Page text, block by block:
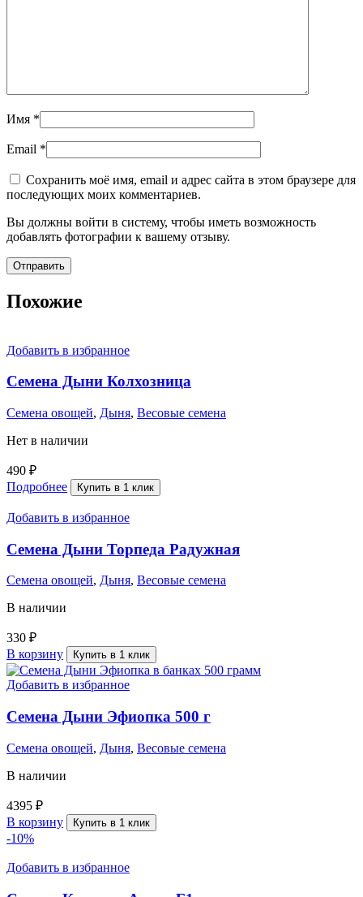
Имя *
Email *
Сохранить моё имя, email и адрес сайта в этом браузере для
последующих моих комментариев.
Вы должны войти в систему, чтобы иметь возможность
добавлять фотографии к вашему отзыву.
Похожие
Добавить в избранное
Семена Дыни Колхозница
Семена овощей, Дыня, Весовые семена
Нет в наличии
490 ₽
Подробнее
Купить в 1 клик
Добавить в избранное
Семена Дыни Торпеда Радужная
Семена овощей, Дыня, Весовые семена
В наличии
330 ₽
В корзину
Купить в 1 клик
Добавить в избранное
Семена Дыни Эфиопка 500 г
Семена овощей, Дыня, Весовые семена
В наличии
4395 ₽
В корзину
Купить в 1 клик
-10%
Добавить в избранное